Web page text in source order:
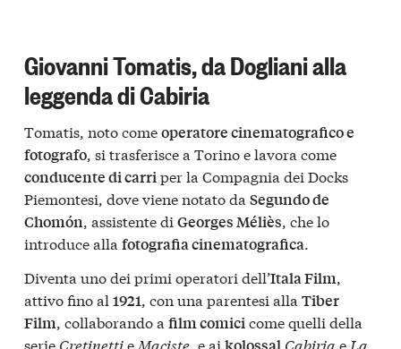
Giovanni Tomatis, da Dogliani alla
leggenda di Cabiria
Tomatis, noto comeoperatore cinematografico e
fotografo, si trasferisce a Torino e lavora come
conducente di carriper la Compagnia dei Docks
Piemontesi, dove viene notato da Segundo de
Chomón, assistente di Georges Méliès, che lo
introduce alla fotografia cinematografica.
Diventa uno dei primi operatori dell’Itala Film,
attivo fino al 1921, con una parentesi alla Tiber
Film, collaborando a film comicicome quelli della
serie CretinettieMaciste, e ai kolossal Cabiria e La